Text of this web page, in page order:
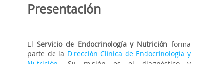
Presentación
El Servicio de Endocrinología y Nutrición forma
parte de la Dirección Clínica de Endocrinología y